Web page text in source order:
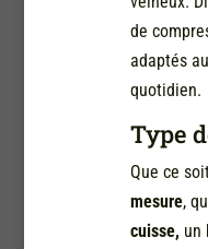
de
adaptés
quotidien.
Type
Que ce
mesure,
cuisse, un